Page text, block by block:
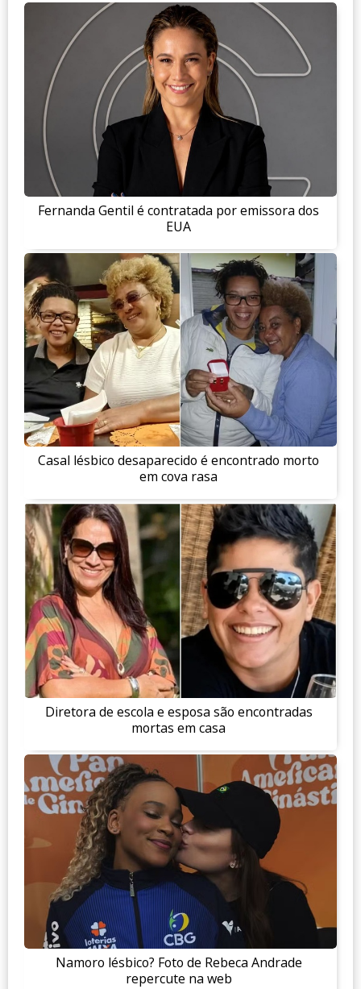
Fernanda Gentil é contratada por emissora dos
EUA
Casal lésbico desaparecido é encontrado morto
em cova rasa
Diretora de escola e esposa são encontradas
mortas em casa
Namoro lésbico? Foto de Rebeca Andrade
repercute na web